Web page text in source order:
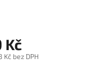
Kč
Kč bez DPH